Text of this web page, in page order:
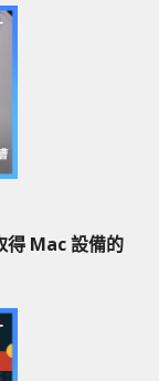
得 Mac 設備的